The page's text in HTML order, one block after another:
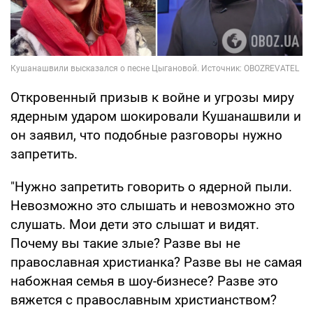
Откровенный призыв к войне и угрозы миру
ядерным ударом шокировали Кушанашвили и
он заявил, что подобные разговоры нужно
запретить.
"Нужно запретить говорить о ядерной пыли.
Невозможно это слышать и невозможно это
слушать. Мои дети это слышат и видят.
Почему вы такие злые? Разве вы не
православная христианка? Разве вы не самая
набожная семья в шоу-бизнесе? Разве это
вяжется с православным христианством?